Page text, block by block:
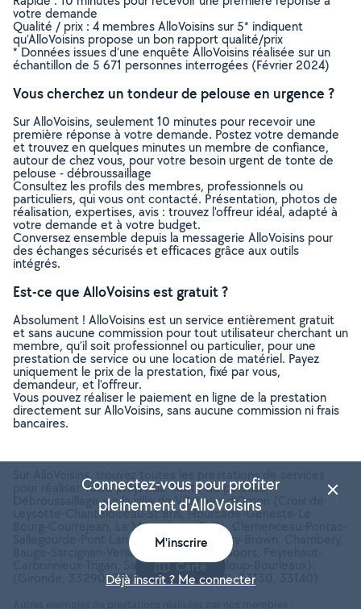
votre demande
Qualité / prix : 4 membres AlloVoisins sur 5* indiquent
qu’AlloVoisins propose un bon rapport qualité/prix
* Données issues d’une enquête AlloVoisins réalisée sur un
échantillon de 5 671 personnes interrogées (Février 2024)
Vous cherchez un tondeur de pelouse en urgence ?
Sur AlloVoisins, seulement 10 minutes pour recevoir une
première réponse à votre demande. Postez votre demande
et trouvez en quelques minutes un membre de confiance,
autour de chez vous, pour votre besoin urgent de tonte de
pelouse - débroussaillage
Consultez les profils des membres, professionnels ou
particuliers, qui vous ont contacté. Présentation, photos de
réalisation, expertises, avis : trouvez l'offreur idéal, adapté à
votre demande et à votre budget.
Conversez ensemble depuis la messagerie AlloVoisins pour
des échanges sécurisés et efficaces grâce aux outils
intégrés.
Est-ce que AlloVoisins est gratuit ?
Absolument ! AlloVoisins est un service entièrement gratuit
et sans aucune commission pour tout utilisateur cherchant un
membre, qu’il soit professionnel ou particulier, pour une
prestation de service ou une location de matériel. Payez
uniquement le prix de la prestation, fixé par vous,
demandeur, et l’offreur.
Vous pouvez réaliser le paiement en ligne de la prestation
directement sur AlloVoisins, sans aucune commission ni frais
bancaires.
Sur AlloVoisins, trouvez toutes les prestations de services
pour réaliser votre projet de Tonte de pelouse -
Débroussaillage sur la ville de Villenave-d'Ornon (Croix de
Leysotte-Chanteloiseau-St Bris, Hourcade-Geneste-Le
Bourg-Courrejean, La Monnaie-La Taille, Clemenceau-Pontac-
Sallegourde-Pont Langon, Petit Chambery-Brown, Chambery,
Bauge-Sarcignan-Versein, La He-Barret-Soors, Peyrehaut-
Carbonnieux-Trigan, Saint-Martin-Canteloup-Bourleaux)
(Gironde, 33290, 33850, 33400, 33170, 33130, 33140)
Carte
Connectez-vous pour profiter
pleinement d'AlloVoisins
M'inscrire
Déjà inscrit ? Me connecter